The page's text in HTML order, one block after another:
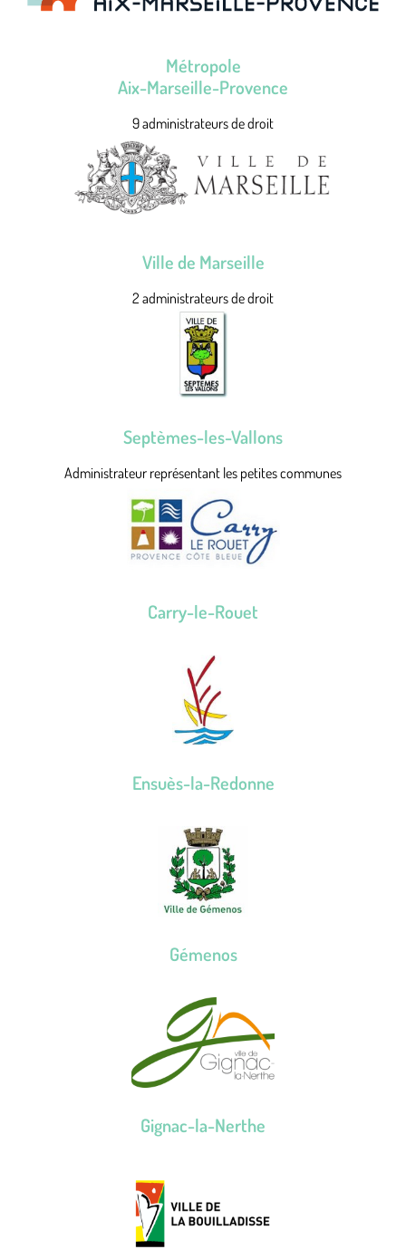
Métropole
Aix-Marseille-Provence
9 administrateurs de droit
Ville de Marseille
2 administrateurs de droit
Septèmes-les-Vallons
Administrateur représentant les petites communes
Carry-le-Rouet
Ensuès-la-Redonne
Gémenos
Gignac-la-Nerthe